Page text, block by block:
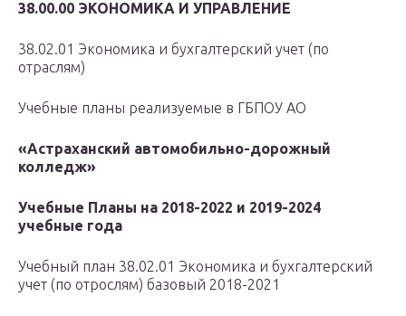
38.00.00 ЭКОНОМИКА И УПРАВЛЕНИЕ
38.02.01 Экономика и бухгалтерский учет (по
отраслям)
Учебные планы реализуемые в ГБПОУ АО
«Астраханский автомобильно-дорожный
колледж»
Учебные Планы на 2018-2022 и 2019-2024
учебные года
Учебный план 38.02.01 Экономика и бухгалтерский
учет (по отрослям) базовый 2018-2021